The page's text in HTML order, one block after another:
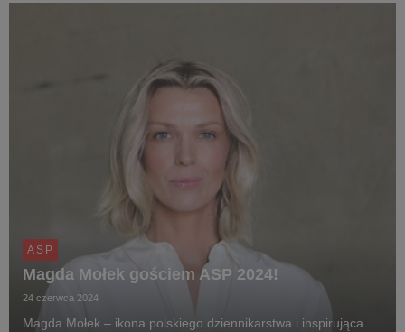
ASP
Magda Mołek gościem ASP 2024!
24 czerwca 2024
Magda Mołek – ikona polskiego dziennikarstwa i inspirująca